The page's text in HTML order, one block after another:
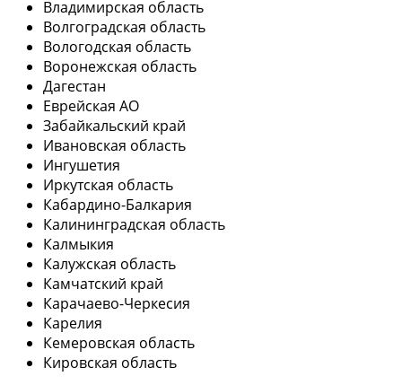
Владимирская область
Волгоградская область
Вологодская область
Воронежская область
Дагестан
Еврейская АО
Забайкальский край
Ивановская область
Ингушетия
Иркутская область
Кабардино-Балкария
Калининградская область
Калмыкия
Калужская область
Камчатский край
Карачаево-Черкесия
Карелия
Кемеровская область
Кировская область